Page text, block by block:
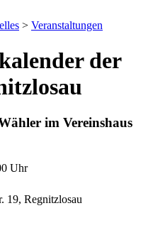
> Veranstaltungen
der
im Vereinshaus
Uhr
19, Regnitzlosau